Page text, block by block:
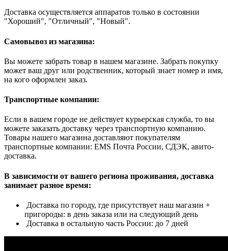
Доставка осуществляется аппаратов только в состоянии
"Хороший", "Отличный", "Новый".
Самовывоз из магазина:
Вы можете забрать товар в нашем магазине. Забрать покупку
может ваш друг или родственник, который знает номер и имя,
на кого оформлен заказ.
Транспортные компании:
Если в вашем городе не действует курьерская служба, то вы
можете заказать доставку через транспортную компанию.
Товары нашего магазина доставляют покупателям
транспортные компании: EMS Почта России, СДЭК, авито-
доставка.
В зависимости от вашего региона проживания, доставка
занимает разное время:
Доставка по городу, где присутствует наш магазин +
пригороды: в день заказа или на следующий день
Доставка в остальную часть России: до 7 дней